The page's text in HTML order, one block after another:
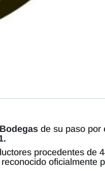
de su paso por
procedentes de
oficialmente